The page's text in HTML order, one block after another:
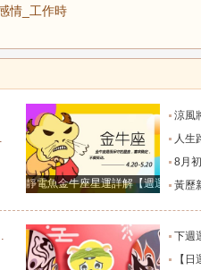
情_工作時
靜電魚金牛座星運詳解【週運2024
涼風將至，旺
人生路上貴人
8月初，生在幾
黃歷新說：26年8
下週運
【日運】